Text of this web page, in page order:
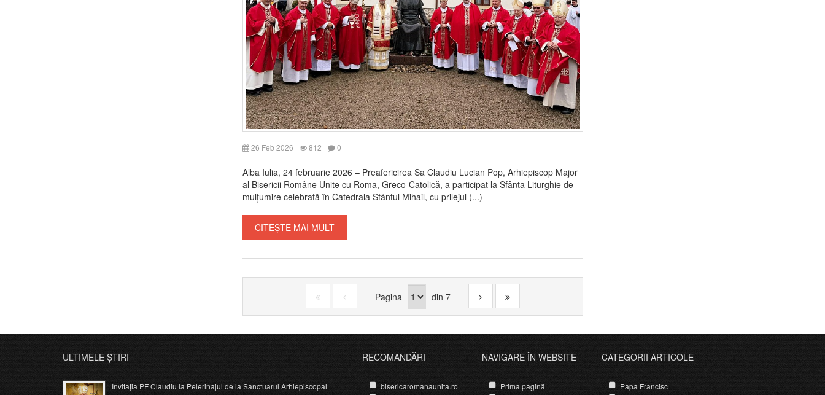
26 Feb 2026 812 0
Alba Iulia, 24 februarie 2026 – Preafericirea Sa Claudiu Lucian Pop, Arhiepiscop Major
al Bisericii Române Unite cu Roma, Greco-Catolică, a participat la Sfânta Liturghie de
mulțumire celebrată în Catedrala Sfântul Mihail, cu prilejul (...)
CITEȘTE MAI MULT
Pagina din 7
ULTIMELE ȘTIRI
Invitația PF Claudiu la Pelerinajul de la Sanctuarul Arhiepiscopal
RECOMANDĂRI
bisericaromanaunita.ro
NAVIGARE ÎN WEBSITE
Prima pagină
CATEGORII ARTICOLE
Papa Francisc